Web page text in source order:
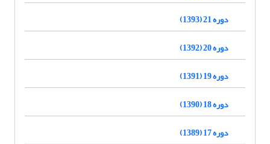
دوره 21 (1393)
دوره 20 (1392)
دوره 19 (1391)
دوره 18 (1390)
دوره 17 (1389)